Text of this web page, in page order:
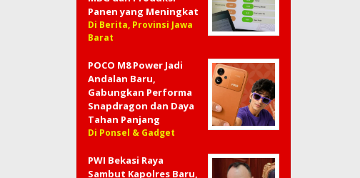
Panen yang Meningkat
Di Berita, Provinsi Jawa
Barat
POCO M8 Power Jadi
Andalan Baru,
Gabungkan Performa
Snapdragon dan Daya
Tahan Panjang
Di Ponsel & Gadget
PWI Bekasi Raya
Sambut Kapolres Baru,